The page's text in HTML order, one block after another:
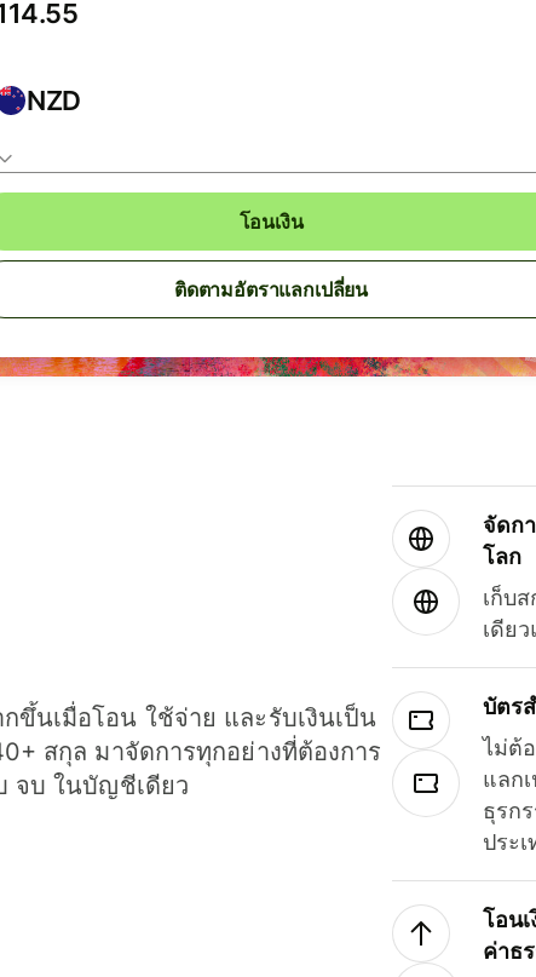
NZD
โอนเงิน
ติดตามอัตราแลกเปลี่ยน
ขึ้นเมื่อโอน ใช้จ่าย และรับเงินเป็น
สกุล มาจัดการทุกอย่างที่ต้องการ
จบ ในบัญชีเดียว
จัดก
โลก
เก็บ
เดีย
บัตร
ไม่ต้
แลก
ธุรก
ประ
โอน
ค่าธ